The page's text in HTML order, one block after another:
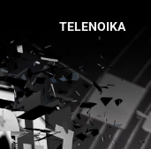
TELENOIKA